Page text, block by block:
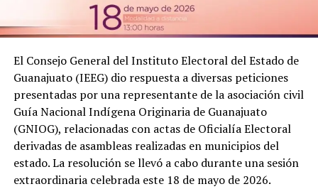
El Consejo General del Instituto Electoral del Estado de
Guanajuato (IEEG) dio respuesta a diversas peticiones
presentadas por una representante de la asociación civil
Guía Nacional Indígena Originaria de Guanajuato
(GNIOG), relacionadas con actas de Oficialía Electoral
derivadas de asambleas realizadas en municipios del
estado. La resolución se llevó a cabo durante una sesión
extraordinaria celebrada este 18 de mayo de 2026.